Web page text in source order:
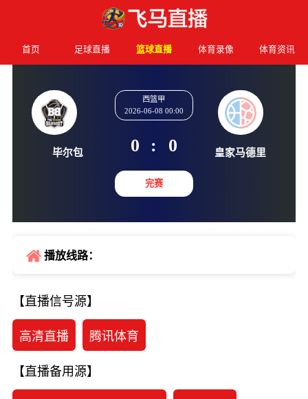
首页 足球直播 篮球直播 体育录像 体育资讯
西篮甲
0 :
完赛
播放线路：
【直播信号源】
高清直播 腾讯体育
【直播备用源】